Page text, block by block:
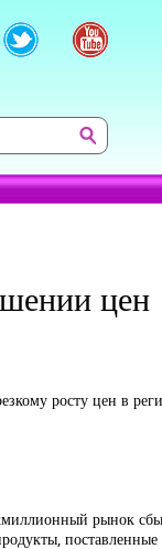
цен
росту цен в
рынок